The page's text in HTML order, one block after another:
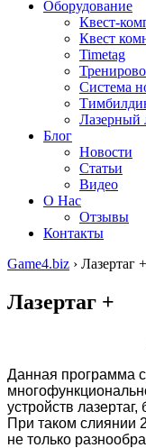
Оборудование
Квест-
Квест
Timetag
Cистема
Лазерный
Блог
Новости
Статьи
Видео
О Нас
Отзывы
Контакты
Game4.biz › Лазертаг +
Лазертаг +
Данная программа
устройств
При таком слиянии
не только